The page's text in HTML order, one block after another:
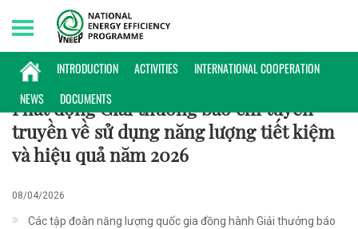
INTRODUCTION ACTIVITIES
INTERNATIONAL COOPERATION
NEWS
DOCUMENTS
Thursday, 06/08/2026 | 15:41 GMT+7
GIẢI BÁO CHÍ TKNL
Phát động Giải thưởng báo chí tuyên
truyền về sử dụng năng lượng tiết kiệm
và hiệu quả năm 2026
08/04/2026
Các tập đoàn năng lượng quốc gia đồng hành Giải thưởng báo